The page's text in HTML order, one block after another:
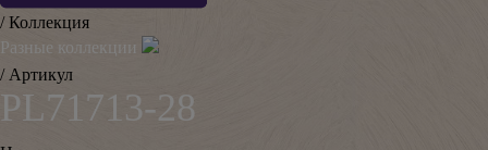
/ Коллекция
Разные коллекции
/ Артикул
PL71713-28